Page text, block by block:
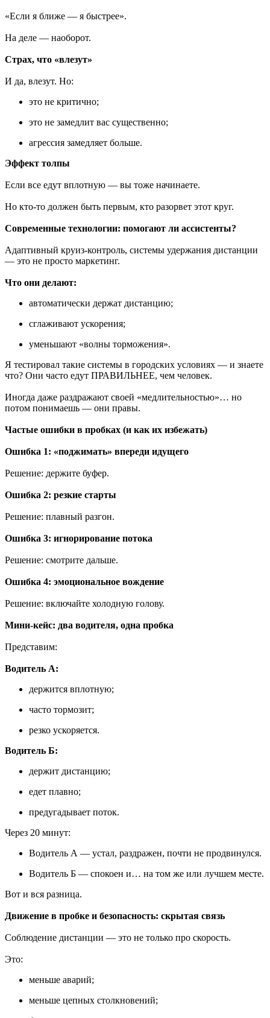
«Если я ближе — я быстрее».
На деле — наоборот.
Страх, что «влезут»
И да, влезут. Но:
это не критично;
это не замедлит вас существенно;
агрессия замедляет больше.
Эффект толпы
Если все едут вплотную — вы тоже начинаете.
Но кто-то должен быть первым, кто разорвет этот круг.
Современные технологии: помогают ли ассистенты?
Адаптивный круиз-контроль, системы удержания дистанции
— это не просто маркетинг.
Что они делают:
автоматически держат дистанцию;
сглаживают ускорения;
уменьшают «волны торможения».
Я тестировал такие системы в городских условиях — и знаете
что? Они часто едут ПРАВИЛЬНЕЕ, чем человек.
Иногда даже раздражают своей «медлительностью»… но
потом понимаешь — они правы.
Частые ошибки в пробках (и как их избежать)
Ошибка 1: «поджимать» впереди идущего
Решение: держите буфер.
Ошибка 2: резкие старты
Решение: плавный разгон.
Ошибка 3: игнорирование потока
Решение: смотрите дальше.
Ошибка 4: эмоциональное вождение
Решение: включайте холодную голову.
Мини-кейс: два водителя, одна пробка
Представим:
Водитель А:
держится вплотную;
часто тормозит;
резко ускоряется.
Водитель Б:
держит дистанцию;
едет плавно;
предугадывает поток.
Через 20 минут:
Водитель А — устал, раздражен, почти не продвинулся.
Водитель Б — спокоен и… на том же или лучшем месте.
Вот и вся разница.
Движение в пробке и безопасность: скрытая связь
Соблюдение дистанции — это не только про скорость.
Это:
меньше аварий;
меньше цепных столкновений;